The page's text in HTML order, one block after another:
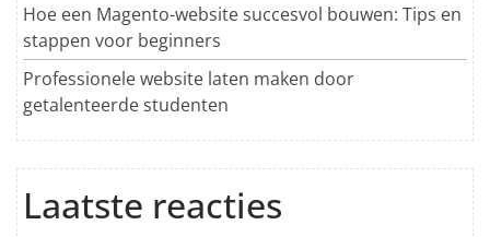
Hoe een Magento-website succesvol bouwen: Tips en
stappen voor beginners
Professionele website laten maken door
getalenteerde studenten
Laatste reacties